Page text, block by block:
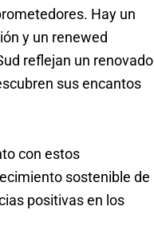
Hay un
y un renewed
reflejan un renovado
sus encantos
con estos
sostenible de
positivas en los